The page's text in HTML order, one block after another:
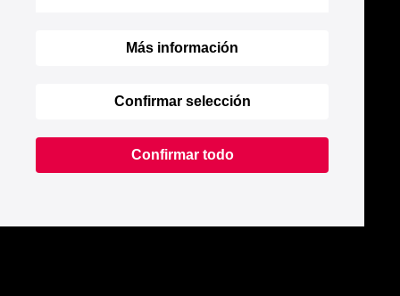
Más información
Confirmar selección
Confirmar todo